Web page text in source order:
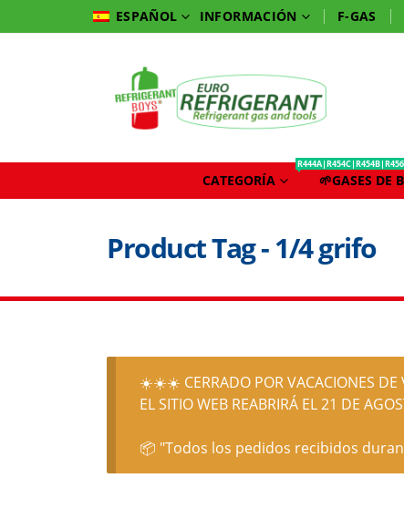
ESPAÑOL INFORMACIÓN F-GAS
CATEGORÍA 🌱GASES DE
Product Tag - 1/4 grifo
☀️☀️☀️ CERRADO POR VACACIONES
EL SITIO WEB REABRIRÁ EL 21 DE
📦 "Todos los pedidos recibidos